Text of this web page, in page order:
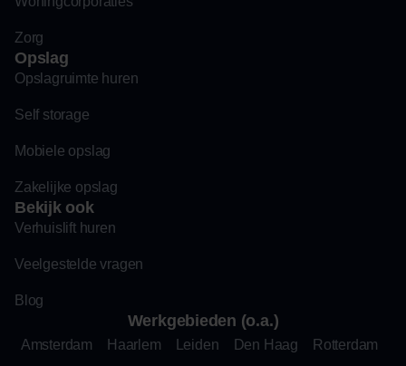
Zorg
Opslag
Opslagruimte huren
Self storage
Mobiele opslag
Zakelijke opslag
Bekijk ook
Verhuislift huren
Veelgestelde vragen
Blog
Werkgebieden (o.a.)
Amsterdam Haarlem Leiden Den Haag Rotterdam